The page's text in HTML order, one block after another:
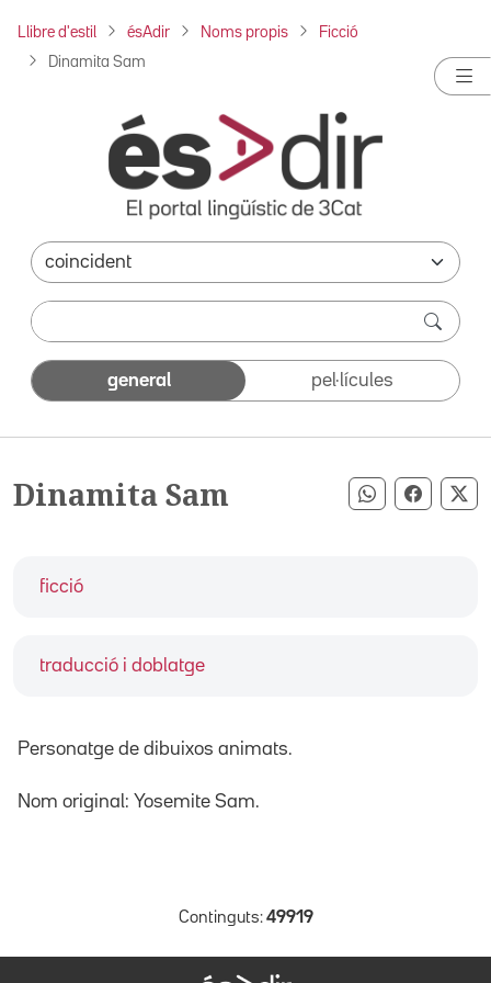
Llibre d'estil ésAdir Noms propis Ficció
Dinamita Sam
general pel·lícules
Dinamita Sam Compartir
ficció
traducció i doblatge
Personatge de dibuixos animats.
Nom original: Yosemite Sam.
Continguts: 49919